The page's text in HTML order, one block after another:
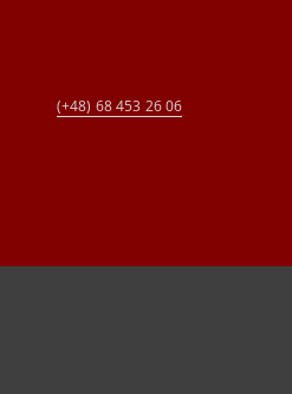
(+48) 68 453 26 06